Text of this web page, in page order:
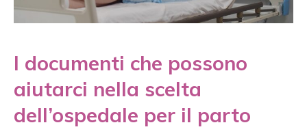
I documenti che possono
aiutarci nella scelta
dell’ospedale per il parto